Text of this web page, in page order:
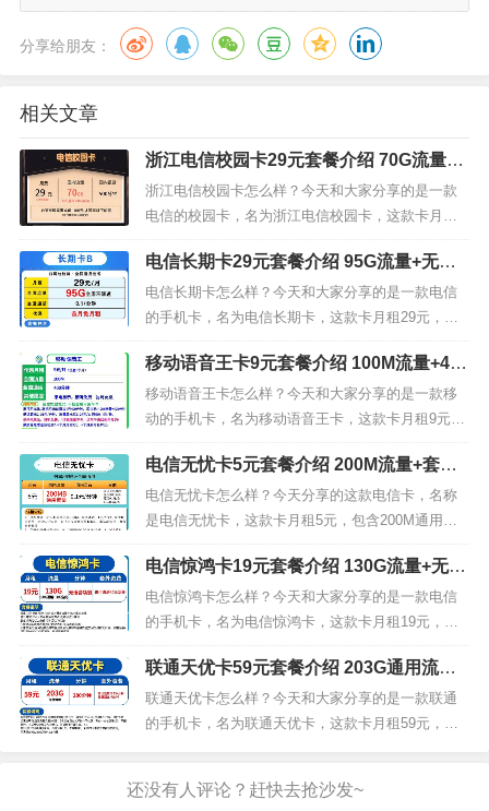
分享给朋友：
相关文章
浙江电信校园卡29元套餐介绍 70G流量+5
00分钟通话+首月免费
浙江电信校园卡怎么样？今天和大家分享的是一款
电信的校园卡，名为浙江电信校园卡，这款卡月租2
9元，包含40G通用流量，30G定向流量，500分钟通
话且首月免费。我们来看下浙江电信校园卡29元套
餐的详细介绍。浙江电信校园卡套餐内容套餐内：
月租29元，40G通用流量，30G定向流量，500分钟
通话套餐外：...
电信长期卡29元套餐介绍 95G流量+无免
费通话+首月免费
电信长期卡怎么样？今天和大家分享的是一款电信
的手机卡，名为电信长期卡，这款卡月租29元，包
含65G通用流量，30G定向流量，无免费通话但首月
免费。我们来看下电信长期卡29元套餐的详细介
绍。电信长期卡套餐内容套餐内：月租29元，65G
通用流量，30G定向流量套餐外：流量5元/G，通话
0.1元/分钟，短...
移动语音王卡9元套餐介绍 100M流量+400
分钟通话+首月免费
移动语音王卡怎么样？今天和大家分享的是一款移
动的手机卡，名为移动语音王卡，这款卡月租9元，
包含100M通用流量，无定向流量，400分钟通话且
首月免费。我们来看下移动语音王卡9元套餐的详细
介绍。移动语音王卡套餐内容套餐内：月租9元，10
0M通用流量，400分钟通话套餐外：流量0.29元/
M，通话0.0...
电信无忧卡5元套餐介绍 200M流量+套内
无免费通话
电信无忧卡怎么样？今天分享的这款电信卡，名称
是电信无忧卡，这款卡月租5元，包含200M通用流
量，无定向流量，套内无免费通话。我们来看下电
信无忧卡5元套餐的详细介绍。电信无忧卡套餐内容
套餐内：月租5元，200M通用流量套餐外：流量：0-
1GB按照0.02元/M收费，1-5GB按照0.01元/M收
费，5...
电信惊鸿卡19元套餐介绍 130G流量+无语
音功能仅可接收短信
电信惊鸿卡怎么样？今天和大家分享的是一款电信
的手机卡，名为电信惊鸿卡，这款卡月租19元，包
含100G通用流量，30G定向流量，无语音功能仅可
接收短信。我们来看下电信惊鸿卡19元套餐的详细
介绍。电信惊鸿卡套餐内容套餐内：月租19元，100
G通用流量，30G定向流量套餐外：流量5元/G电信
联通天优卡59元套餐介绍 203G通用流量+
200分钟通话
联通天优卡怎么样？今天和大家分享的是一款联通
的手机卡，名为联通天优卡，这款卡月租59元，包
优卡套餐内容套餐内：月租59元，203G通用流量，